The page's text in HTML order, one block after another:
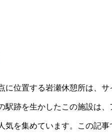
に位置する岩瀬休憩所は、
跡を生かしたこの施設は、
気を集めています。この記